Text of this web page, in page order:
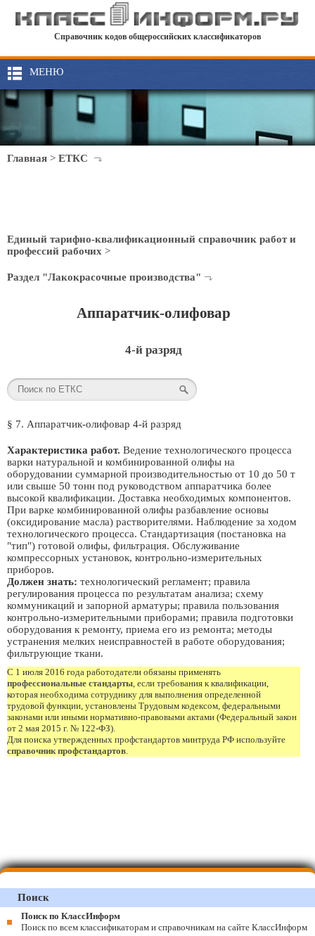
Справочник кодов общероссийских классификаторов
МЕНЮ
Главная > ЕТКС
Единый тарифно-квалификационный справочник работ и
профессий рабочих >
Раздел "Лакокрасочные производства"
Аппаратчик-олифовар
4-й разряд
§ 7. Аппаратчик-олифовар 4-й разряд
Характеристика работ. Ведение технологического процесса
варки натуральной и комбинированной олифы на
оборудовании суммарной производительностью от 10 до 50 т
или свыше 50 тонн под руководством аппаратчика более
высокой квалификации. Доставка необходимых компонентов.
При варке комбинированной олифы разбавление основы
(оксидирование масла) растворителями. Наблюдение за ходом
технологического процесса. Стандартизация (постановка на
"тип") готовой олифы, фильтрация. Обслуживание
компрессорных установок, контрольно-измерительных
приборов.
Должен знать: технологический регламент; правила
регулирования процесса по результатам анализа; схему
коммуникаций и запорной арматуры; правила пользования
контрольно-измерительными приборами; правила подготовки
оборудования к ремонту, приема его из ремонта; методы
устранения мелких неисправностей в работе оборудования;
фильтрующие ткани.
С 1 июля 2016 года работодатели обязаны применять
профессиональные стандарты, если требования к квалификации,
которая необходима сотруднику для выполнения определенной
трудовой функции, установлены Трудовым кодексом, федеральными
законами или иными нормативно-правовыми актами (Федеральный закон
от 2 мая 2015 г. № 122-ФЗ).
Для поиска утвержденных профстандартов минтруда РФ используйте
справочник профстандартов.
Поиск
Поиск по КлассИнформ
Поиск по всем классификаторам и справочникам на сайте КлассИнформ